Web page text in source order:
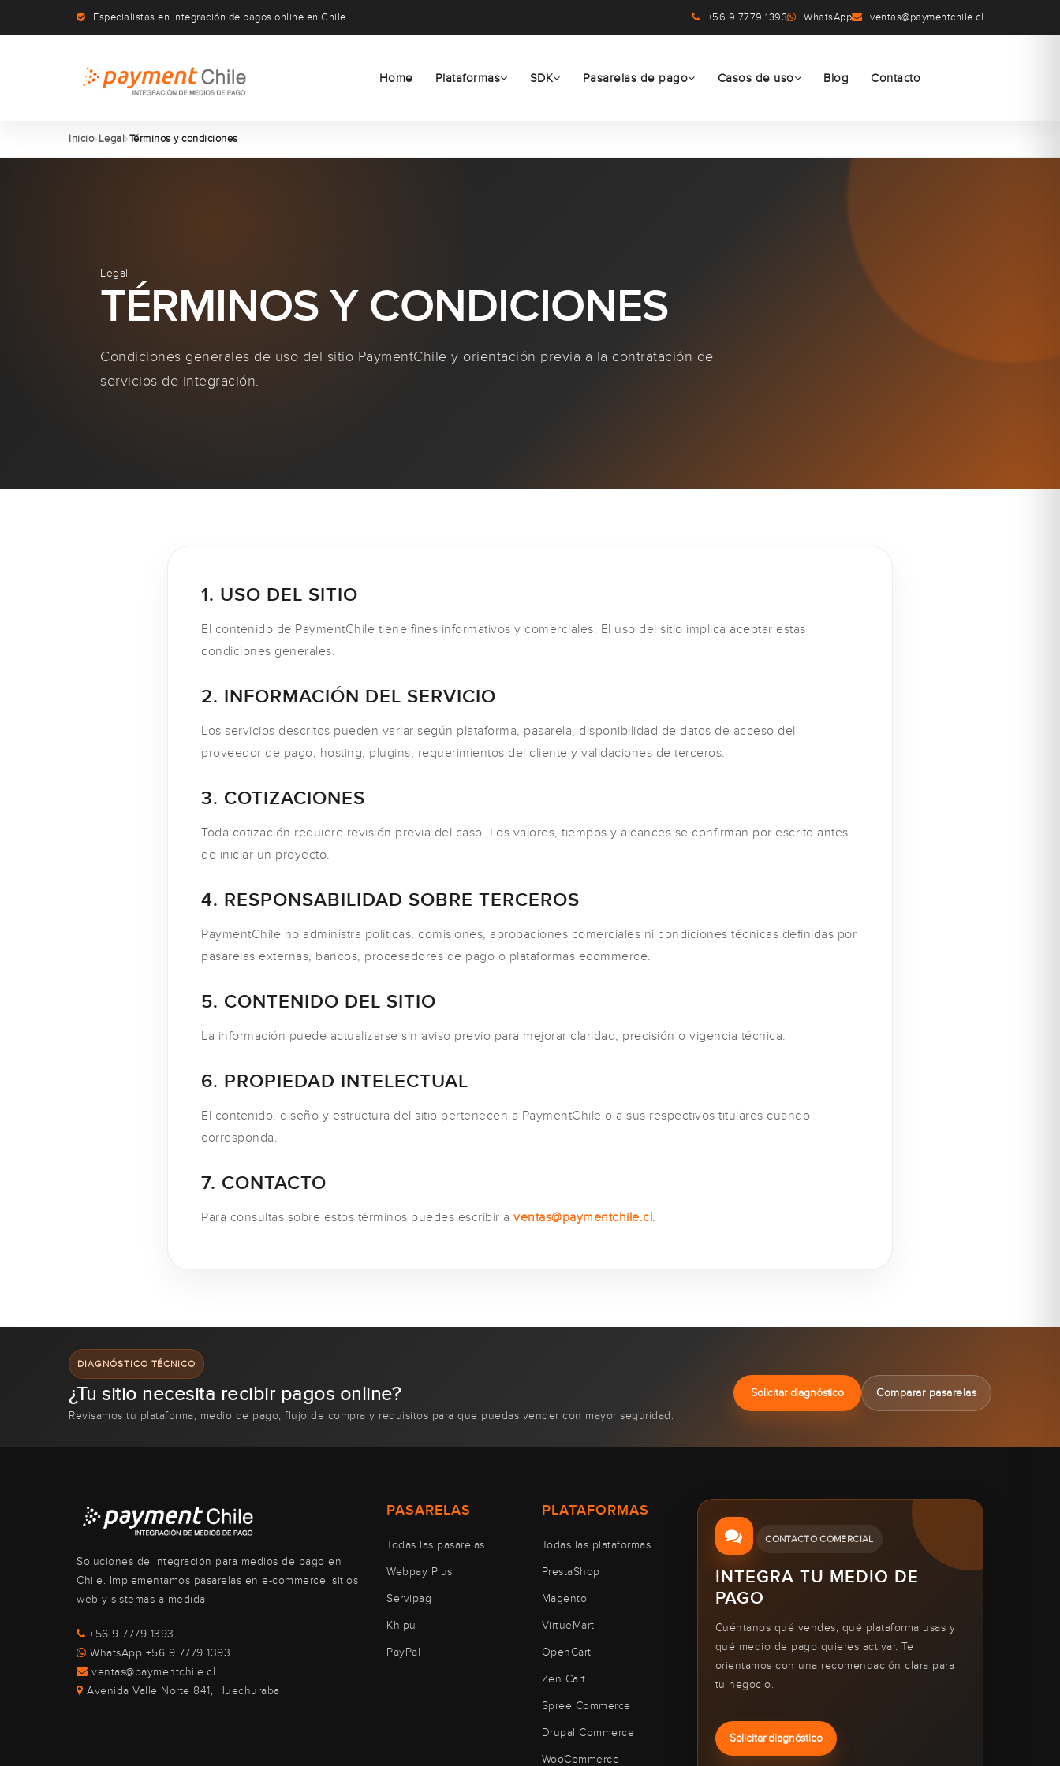
Especialistas en integración de pagos online en Chile +56 9 7779 1393 WhatsApp ventas@paymentchile.cl
Home Plataformas SDK Pasarelas de pago Casos de uso Blog Contacto
Inicio Legal Términos y condiciones
Legal
TÉRMINOS Y CONDICIONES
Condiciones generales de uso del sitio PaymentChile y orientación previa a la contratación de
servicios de integración.
1. USO DEL SITIO
El contenido de PaymentChile tiene fines informativos y comerciales. El uso del sitio implica aceptar estas
condiciones generales.
2. INFORMACIÓN DEL SERVICIO
Los servicios descritos pueden variar según plataforma, pasarela, disponibilidad de datos de acceso del
proveedor de pago, hosting, plugins, requerimientos del cliente y validaciones de terceros.
3. COTIZACIONES
Toda cotización requiere revisión previa del caso. Los valores, tiempos y alcances se confirman por escrito antes
de iniciar un proyecto.
4. RESPONSABILIDAD SOBRE TERCEROS
PaymentChile no administra políticas, comisiones, aprobaciones comerciales ni condiciones técnicas definidas por
pasarelas externas, bancos, procesadores de pago o plataformas ecommerce.
5. CONTENIDO DEL SITIO
La información puede actualizarse sin aviso previo para mejorar claridad, precisión o vigencia técnica.
6. PROPIEDAD INTELECTUAL
El contenido, diseño y estructura del sitio pertenecen a PaymentChile o a sus respectivos titulares cuando
corresponda.
7. CONTACTO
Para consultas sobre estos términos puedes escribir a ventas@paymentchile.cl.
DIAGNÓSTICO TÉCNICO
¿Tu sitio necesita recibir pagos online?
Revisamos tu plataforma, medio de pago, flujo de compra y requisitos para que puedas vender con mayor seguridad.
Solicitar diagnóstico Comparar pasarelas
Soluciones de integración para medios de pago en
Chile. Implementamos pasarelas en e-commerce, sitios
web y sistemas a medida.
+56 9 7779 1393
WhatsApp +56 9 7779 1393
ventas@paymentchile.cl
Avenida Valle Norte 841, Huechuraba
PASARELAS
Todas las pasarelas
Webpay Plus
Servipag
Khipu
PayPal
PLATAFORMAS
Todas las plataformas
PrestaShop
Magento
VirtueMart
OpenCart
Zen Cart
Spree Commerce
Drupal Commerce
WooCommerce
CONTACTO COMERCIAL
INTEGRA TU MEDIO DE
PAGO
Cuéntanos qué vendes, qué plataforma usas y
qué medio de pago quieres activar. Te
orientamos con una recomendación clara para
tu negocio.
Solicitar diagnóstico